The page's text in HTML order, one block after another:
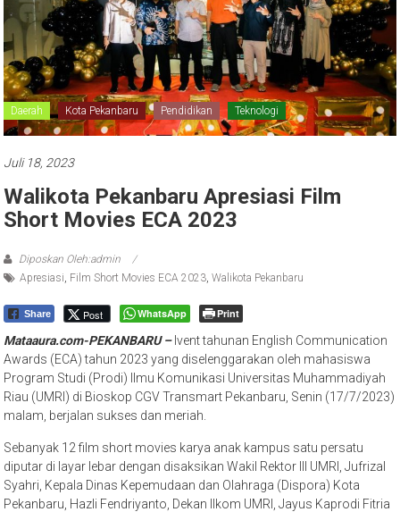
Daerah Kota Pekanbaru Pendidikan Teknologi
Juli 18, 2023
Walikota Pekanbaru Apresiasi Film
Short Movies ECA 2023
Diposkan Oleh:admin
Apresiasi Film Short Movies ECA 2023 ,Walikota Pekanbaru
Share Post WhatsApp Print
Mataaura.com-PEKANBARU –Ivent tahunan English Communication
Awards (ECA) tahun 2023 yang diselenggarakan oleh mahasiswa
Program Studi (Prodi) Ilmu Komunikasi Universitas Muhammadiyah
Riau (UMRI) di Bioskop CGV Transmart Pekanbaru, Senin (17/7/2023)
malam, berjalan sukses dan meriah.
Sebanyak 12 film short movies karya anak kampus satu persatu
diputar di layar lebar dengan disaksikan Wakil Rektor III UMRI, Jufrizal
Syahri, Kepala Dinas Kepemudaan dan Olahraga (Dispora) Kota
Pekanbaru, Hazli Fendriyanto, Dekan Ilkom UMRI, Jayus Kaprodi Fitria